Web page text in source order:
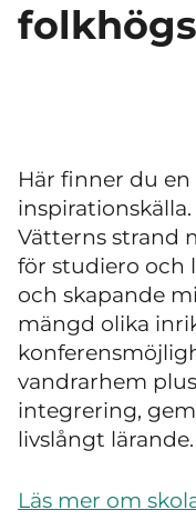
Här finner du
Vätterns strand
för studiero och
och skapande
mängd olika
vandrarhem
integrering,
livslångt lärande.
Läs mer om